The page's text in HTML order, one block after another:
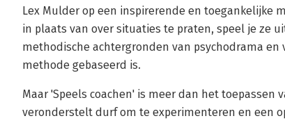
Lex Mulder op een inspirerende en toegankelijke
in plaats van over situaties te praten, speel je ze
methodische achtergronden van psychodrama en
methode gebaseerd is.
Maar 'Speels coachen' is meer dan het toepassen
veronderstelt durf om te experimenteren en een